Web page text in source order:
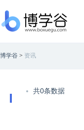
博学谷 > 资讯
共0条数据